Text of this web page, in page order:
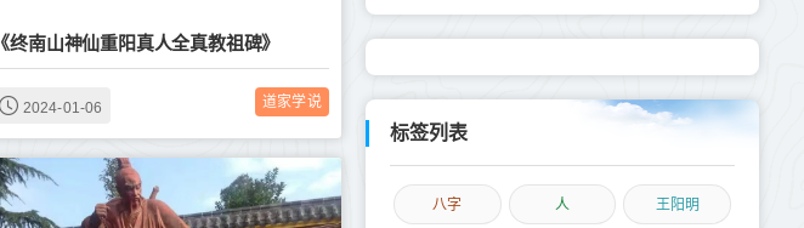
《终南山神仙重阳真人全真教祖碑》
2024-01-06 道家学说
标签列表
八字 人 王阳明